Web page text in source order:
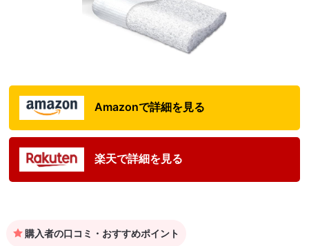
Amazonで詳細を見る
楽天で詳細を見る
購入者の口コミ・おすすめポイント